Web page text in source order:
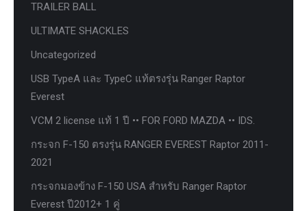
TRAILER BALL
ULTIMATE SHACKLES
Uncategorized
USB TypeA และ TypeC แท้ตรงรุ่น Ranger Raptor
Everest
VCM 2 license แท้ 1 ปี •• FOR FORD MAZDA •• IDS.
กระจก F-150 ตรงรุ่น RANGER EVEREST Raptor 2011-
2021
กระจกมองข้าง F-150 USA สำหรับ Ranger Raptor
Everest ปี2012+ 1 คู่